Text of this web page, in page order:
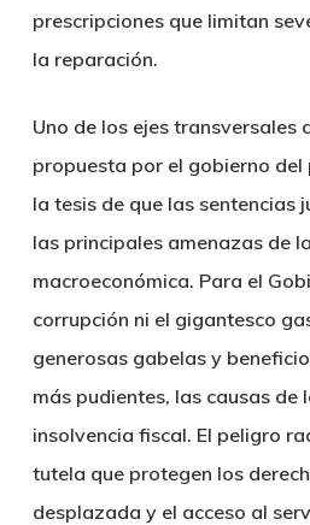
prescripciones que limitan
la reparación.
Uno de los ejes transversales
propuesta por el gobierno del
la tesis de que las sentencias
las principales amenazas de
macroeconómica. Para el
corrupción ni el gigantesco
generosas gabelas y
más pudientes, las causas de
insolvencia fiscal. El peligro
tutela que protegen los
desplazada y el acceso al